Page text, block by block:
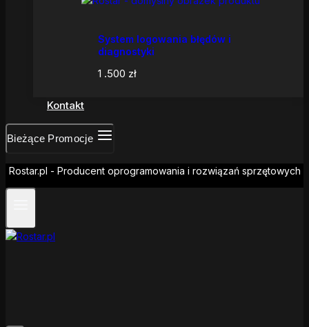
System logowania błędów i
diagnostyki
1 .500 zł
Kontakt
Bieżące Promocje
Rostar.pl - Producent oprogramowania i rozwiązań sprzętowych